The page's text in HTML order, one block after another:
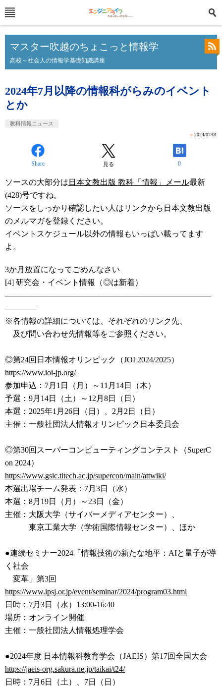
マスター吹越のちょこっと情報学
高校～社会人の情報学基礎知識講座
2024年7月以降の情報科がらみのイベント
とか
教科情報ニュース
» 2024/07/01
Share 見る 0
ソースの大部分は 日本文教出版 教科「情報」メール最新
(428)号ですね。
ソースをしっかり確認したい人はリンクから日本文教出版
のメルマガを登録ください。
イベントスケジュール以外の情報もいっぱい載ってます
よ。
3か月放置になってごめんなさい
[4] 研究会・イベント情報（◎は新着）
――――――――――――――――――――――――――
――――
※各情報の詳細については、それぞれのリンク先、
及び問い合わせ先情報等をご参照ください。
◎第24回日本情報オリンピック（JOI 2024/2025）
https://www.ioi-jp.org/
参加申込：7月1日（月）～11月14日（木）
予選：9月14日（土）～12月8日（日）
本選：2025年1月26日（日）、2月2日（日）
主催：一般社団法人情報オリンピック日本委員会
◎第30回スーパーコンピューティングコンテスト（SuperC
on 2024）
https://www.gsic.titech.ac.jp/supercon/main/attwiki/
本選出場チーム発表：7月3日（水）
本選：8月19日（月）～23日（金）
主催：大阪大学（サイバーメディアセンター）、
東京工業大学（学術国際情報センター）、ほか
●連続セミナー2024「情報技術の新たな地平：AIと量子が導
く社会
変革」第3回
https://www.ipsj.or.jp/event/seminar/2024/program03.html
日時：7月3日（水）13:00-16:40
場所：オンライン開催
主催：一般社団法人情報処理学会
●2024年度 日本情報科教育学会（JAEIS）第17回全国大会
https://jaeis-org.sakura.ne.jp/taikai/t24/
日時：7月6日（土）、7日（日）